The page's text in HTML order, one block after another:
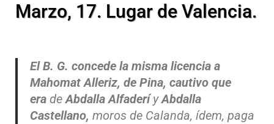
Marzo, 17. Lugar de Valencia.
El B. G. concede la misma licencia a
Mahomat Alleriz, de Pina, cautivo que
era deAbdalla AlfaderíyAbdalla
Castellano, moros de Calanda, ídem, paga